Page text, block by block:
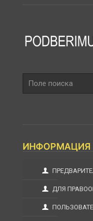
поиска
ИНФОРМАЦИЯ
ДЛЯ